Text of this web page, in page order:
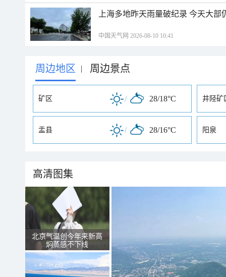
上海多地昨天雨量破纪录 今天大
中国天气网 2026-08-10 10:41
周边地区 | 周边景点
矿区 / 28/18°C 井陉矿
盂县 / 28/16°C 阳泉
高清图集
北京气温创今年来新高
焖蒸感不下线